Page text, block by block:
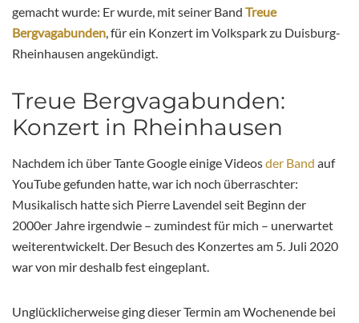
gemacht wurde: Er wurde, mit seiner Band Treue
Bergvagabunden, für ein Konzert im Volkspark zu Duisburg-
Rheinhausen angekündigt.
Treue Bergvagabunden:
Konzert in Rheinhausen
Nachdem ich über Tante Google einige Videosder Band auf
YouTube gefunden hatte, war ich noch überraschter:
Musikalisch hatte sich Pierre Lavendel seit Beginn der
2000er Jahre irgendwie – zumindest für mich – unerwartet
weiterentwickelt. Der Besuch des Konzertes am 5. Juli 2020
war von mir deshalb fest eingeplant.
Unglücklicherweise ging dieser Termin am Wochenende bei